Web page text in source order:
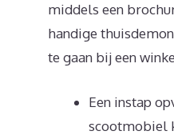
middels een
handige
te gaan bij een
Een instap
scootmobiel